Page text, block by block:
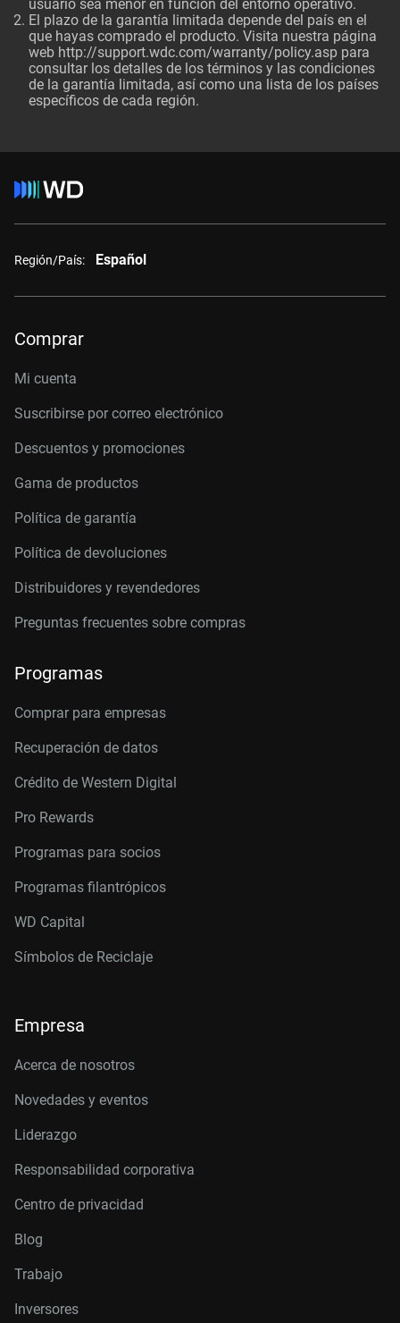
usuario sea menor en función del entorno operativo.
El plazo de la garantía limitada depende del país en el
que hayas comprado el producto. Visita nuestra página
web http://support.wdc.com/warranty/policy.asp para
consultar los detalles de los términos y las condiciones
de la garantía limitada, así como una lista de los países
específicos de cada región.
Región/País: Español
Comprar
Mi cuenta
Suscribirse por correo electrónico
Descuentos y promociones
Gama de productos
Política de garantía
Política de devoluciones
Distribuidores y revendedores
Preguntas frecuentes sobre compras
Programas
Comprar para empresas
Recuperación de datos
Crédito de Western Digital
Pro Rewards
Programas para socios
Programas filantrópicos
WD Capital
Símbolos de Reciclaje
Empresa
Acerca de nosotros
Novedades y eventos
Liderazgo
Responsabilidad corporativa
Centro de privacidad
Blog
Trabajo
Inversores